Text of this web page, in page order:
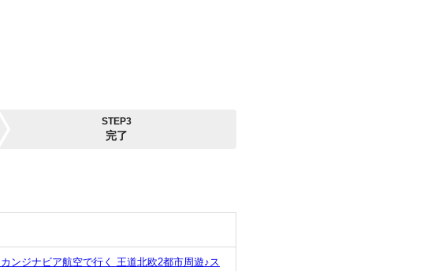
STEP3
完了
ンジナビア航空で行く 王道北欧2都市周遊♪ス